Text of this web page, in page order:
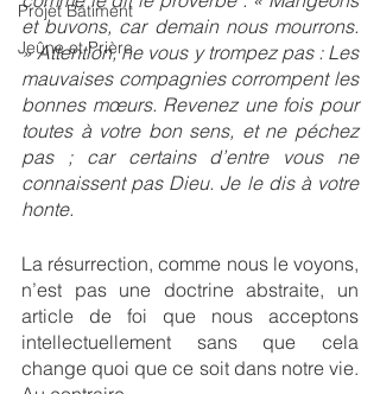
Projet Bâtiment
Jeûne et Prière
et buvons, car demain nous mourrons.
» ﻿Attention, ne vous y trompez pas : Les
mauvaises compagnies corrompent les
bonnes mœurs. ﻿Revenez une fois pour
toutes à votre bon sens, et ne péchez
pas ; car certains d’entre vous ne
connaissent pas Dieu. Je le dis à votre
honte.
La résurrection, comme nous le voyons,
n’est pas une doctrine abstraite, un
article de foi que nous acceptons
intellectuellement sans que cela
change quoi que ce soit dans notre vie.